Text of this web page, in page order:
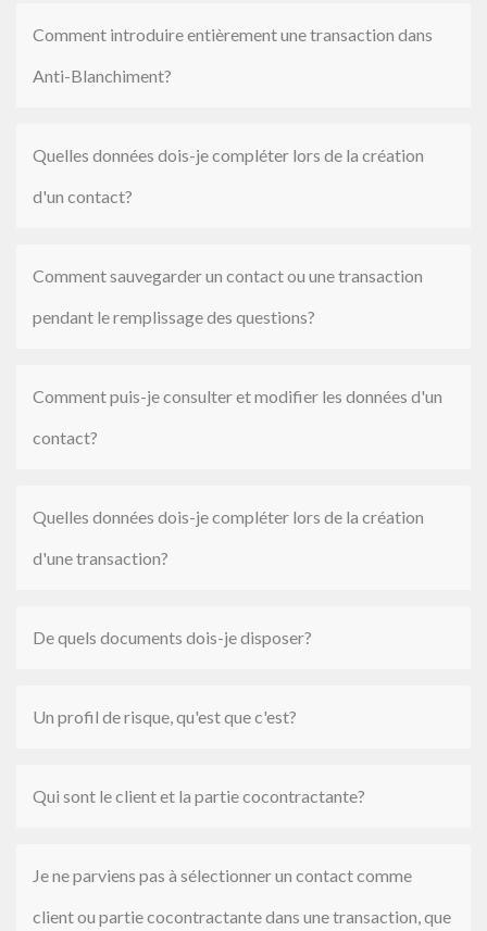
Comment introduire entièrement une transaction dans
Anti-Blanchiment?
Quelles données dois-je compléter lors de la création
d'un contact?
Comment sauvegarder un contact ou une transaction
pendant le remplissage des questions?
Comment puis-je consulter et modifier les données d'un
contact?
Quelles données dois-je compléter lors de la création
d'une transaction?
De quels documents dois-je disposer?
Un profil de risque, qu'est que c'est?
Qui sont le client et la partie cocontractante?
Je ne parviens pas à sélectionner un contact comme
client ou partie cocontractante dans une transaction, que